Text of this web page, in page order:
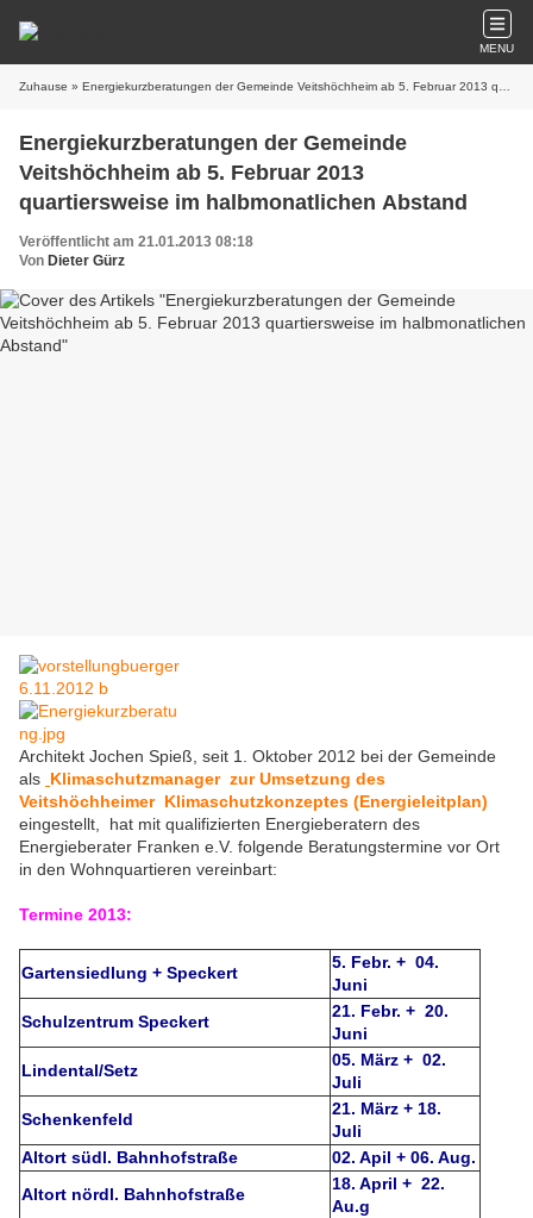
MENU
Zuhause » Energiekurzberatungen der Gemeinde Veitshöchheim ab 5. Februar 2013 quartiersweise im halbmonatlichen Abstand
Energiekurzberatungen der Gemeinde
Veitshöchheim ab 5. Februar 2013
quartiersweise im halbmonatlichen Abstand
Veröffentlicht am 21.01.2013 08:18
Von Dieter Gürz
Architekt Jochen Spieß, seit 1. Oktober 2012 bei der Gemeinde
als Klimaschutzmanager zur Umsetzung des
Veitshöchheimer Klimaschutzkonzeptes (Energieleitplan)
eingestellt, hat mit qualifizierten Energieberatern des
Energieberater Franken e.V. folgende Beratungstermine vor Ort
in den Wohnquartieren vereinbart:
Termine 2013:
Gartensiedlung + Speckert
5. Febr. + 04.
Juni
Schulzentrum Speckert
21. Febr. + 20.
Juni
Lindental/Setz
05. März + 02.
Juli
Schenkenfeld
21. März + 18.
Juli
Altort südl. Bahnhofstraße
02. Apil + 06. Aug.
Altort nördl. Bahnhofstraße
18. April + 22.
Au.g